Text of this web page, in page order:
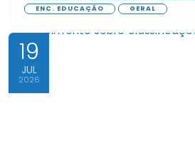
ENC. EDUCAÇÃO
GERAL
19
JUL
2026